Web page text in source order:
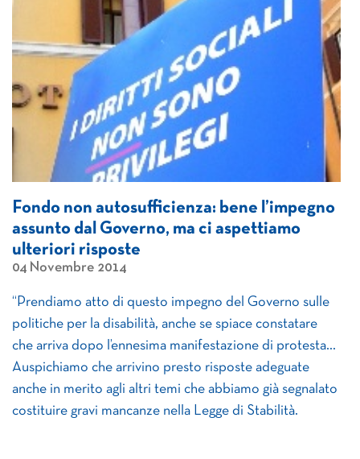
Fondo non autosufficienza: bene l’impegno
assunto dal Governo, ma ci aspettiamo
ulteriori risposte
04 Novembre 2014
“Prendiamo atto di questo impegno del Governo sulle
politiche per la disabilità, anche se spiace constatare
che arriva dopo l’ennesima manifestazione di protesta…
Auspichiamo che arrivino presto risposte adeguate
anche in merito agli altri temi che abbiamo già segnalato
costituire gravi mancanze nella Legge di Stabilità.